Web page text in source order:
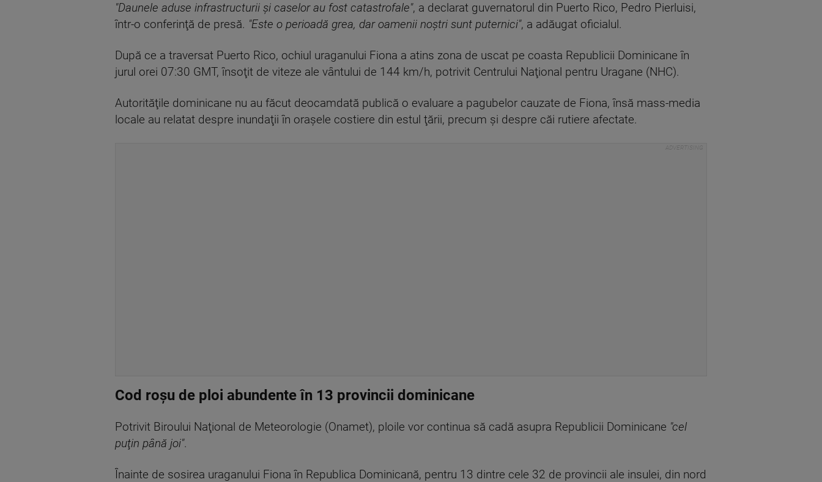
"Daunele aduse infrastructurii şi caselor au fost catastrofale", a declarat guvernatorul din Puerto Rico, Pedro Pierluisi,
într-o conferinţă de presă. "Este o perioadă grea, dar oamenii noştri sunt puternici", a adăugat oficialul.
După ce a traversat Puerto Rico, ochiul uraganului Fiona a atins zona de uscat pe coasta Republicii Dominicane în
jurul orei 07:30 GMT, însoţit de viteze ale vântului de 144 km/h, potrivit Centrului Naţional pentru Uragane (NHC).
Autorităţile dominicane nu au făcut deocamdată publică o evaluare a pagubelor cauzate de Fiona, însă mass-media
locale au relatat despre inundaţii în oraşele costiere din estul ţării, precum şi despre căi rutiere afectate.
Cod roșu de ploi abundente în 13 provincii dominicane
Potrivit Biroului Naţional de Meteorologie (Onamet), ploile vor continua să cadă asupra Republicii Dominicane "cel
puţin până joi".
Înainte de sosirea uraganului Fiona în Republica Dominicană, pentru 13 dintre cele 32 de provincii ale insulei, din nord